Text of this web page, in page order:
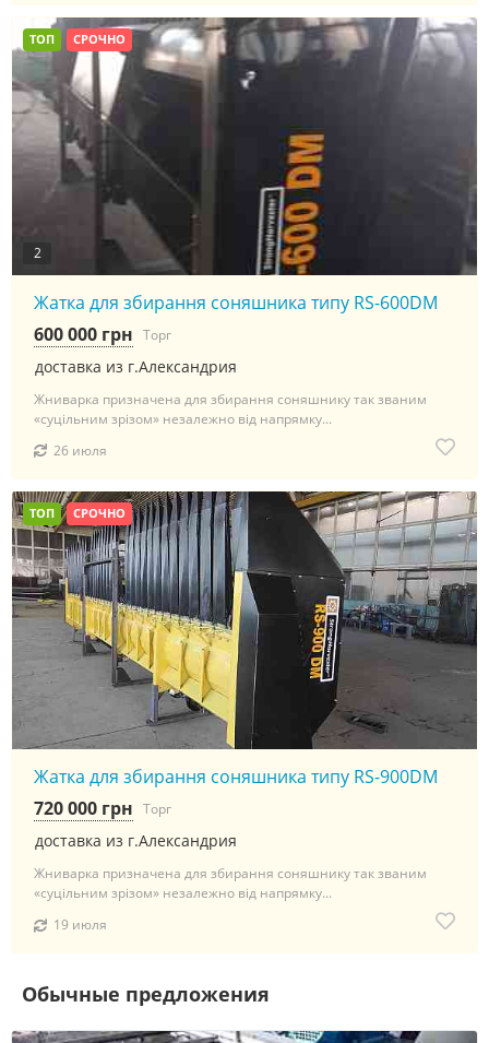
ТОП СРОЧНО
2
Жатка для збирання соняшника типу RS-600DM
доставка из г.Александрия
600 000 грн Торг
Жниварка призначена для збирання соняшнику так званим
«суцільним зрізом» незалежно від напрямку...
26 июля
ТОП СРОЧНО
Жатка для збирання соняшника типу RS-900DM
доставка из г.Александрия
720 000 грн Торг
Жниварка призначена для збирання соняшнику так званим
«суцільним зрізом» незалежно від напрямку...
19 июля
Обычные предложения